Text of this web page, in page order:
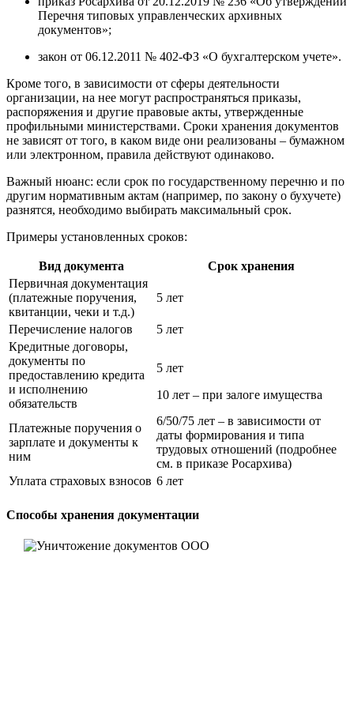
Перечня типовых управленческих архивных
документов»;
закон от 06.12.2011 № 402-ФЗ «О бухгалтерском учете».
Кроме того, в зависимости от сферы деятельности
организации, на нее могут распространяться приказы,
распоряжения и другие правовые акты, утвержденные
профильными министерствами. Сроки хранения документов
не зависят от того, в каком виде они реализованы – бумажном
или электронном, правила действуют одинаково.
Важный нюанс: если срок по государственному перечню и по
другим нормативным актам (например, по закону о бухучете)
разнятся, необходимо выбирать максимальный срок.
Примеры установленных сроков:
Вид документа
Срок хранения
Первичная документация
(платежные поручения,
квитанции, чеки и т.д.)
5 лет
Перечисление налогов
5 лет
Кредитные договоры,
документы по
предоставлению кредита
и исполнению
обязательств
5 лет
10 лет – при залоге имущества
Платежные поручения о
зарплате и документы к
ним
6/50/75 лет – в зависимости от
даты формирования и типа
трудовых отношений (подробнее
см. в приказе Росархива)
Уплата страховых взносов 6 лет
Способы хранения документации